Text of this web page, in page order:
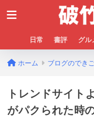
日常 書評 グル
ホーム ブログのでき
トレンドサイト
がパクられた時